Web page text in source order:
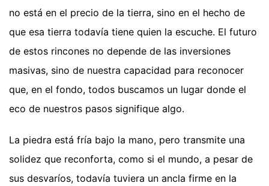
no está en el precio de la tierra, sino en el hecho de
que esa tierra todavía tiene quien la escuche. El futuro
de estos rincones no depende de las inversiones
masivas, sino de nuestra capacidad para reconocer
que, en el fondo, todos buscamos un lugar donde el
eco de nuestros pasos signifique algo.
La piedra está fría bajo la mano, pero transmite una
solidez que reconforta, como si el mundo, a pesar de
sus desvaríos, todavía tuviera un ancla firme en la